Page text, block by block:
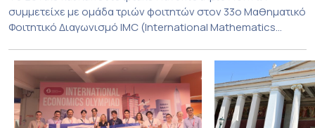
συμμετείχε με ομάδα τριών φοιτητών στον 33ο Μαθηματικό
Φοιτητικό Διαγωνισμό IMC (International Mathematics
Ιουλίου στο Blagoevgrad της Βουλγαρίας. Σε αυτόν
συμμετείχαν 447 φοιτητές εκπροσωπώντας 135
πανεπιστήμια από 46 χώρες. Από την Ελλάδα, συμμετείχαν
επίσης το Εθνικό Μετσόβιο Πολυτεχνείο, το Αριστοτέλειο
Πανεπιστήμιο […]